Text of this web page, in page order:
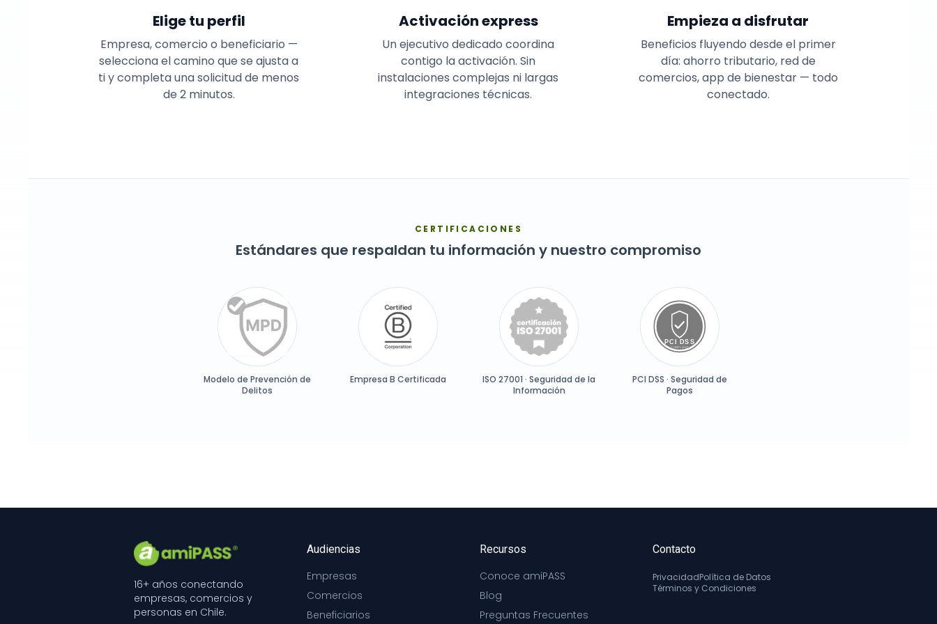
Elige tu perfil
Empresa, comercio o beneficiario —
selecciona el camino que se ajusta a
ti y completa una solicitud de menos
de 2 minutos.
Activación express
Un ejecutivo dedicado coordina
contigo la activación. Sin
instalaciones complejas ni largas
integraciones técnicas.
Empieza a disfrutar
Beneficios fluyendo desde el primer
día: ahorro tributario, red de
comercios, app de bienestar — todo
conectado.
CERTIFICACIONES
Estándares que respaldan tu información y nuestro compromiso
Modelo de Prevención de
Delitos
Empresa B Certificada
ISO 27001 · Seguridad de la
Información
PCI DSS · Seguridad de
Pagos
16+ años conectando
empresas, comercios y
personas en Chile.
Audiencias
Empresas
Comercios
Beneficiarios
Recursos
Conoce amiPASS
Blog
Preguntas Frecuentes
Contacto
PrivacidadPolítica de Datos
Términos y Condiciones